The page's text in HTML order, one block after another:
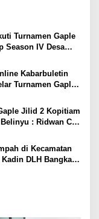
Turnamen Gaple
Season IV Desa
Kabarbuletin
Turnamen Gaple
8 Besar
Jilid 2 Kopitiam
: Ridwan Cs
di Kecamatan
DLH Bangka :